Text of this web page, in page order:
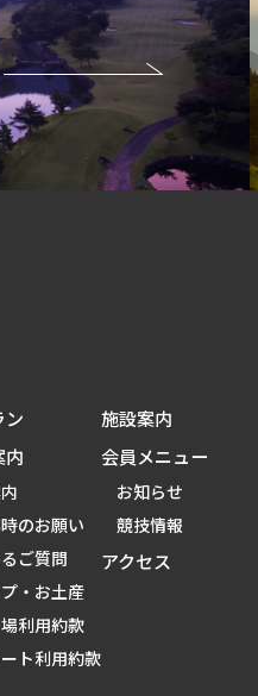
ン
内
のお願い
ご質問
・お土産
利用約款
ト利用約款
施設案内
会員メニュー
お知らせ
競技情報
アクセス